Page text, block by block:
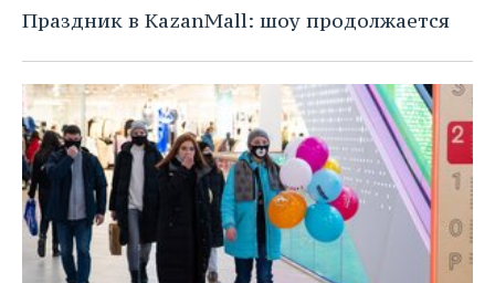
НЕФТЕХИМИЯ
НЕФТЬ
ОПК
ЭНЕРГЕТИКА
ТРАНСПОРТ
УСЛУГИ
IT
МЕДИА
ТЕЛЕКОММУНИКАЦИИ
НОВОСТИ МЕРОПРИЯТИЙ
ВЫЕЗДНАЯ РЕДАКЦИЯ
БИЗНЕС-БРАНЧИ
ONLINE-КОНФЕРЕНЦИИ
СПОРТ
НОВОСТИ СПОРТА
ФУТБОЛ
ХОККЕЙ
ОБЩЕСТВО
НОВОСТИ ОБЩЕСТВА
ВЛАСТЬ
ФОТОГАЛЕРЕЯ
СЮЖЕТЫ
Праздник в KazanMall: шоу продолжается